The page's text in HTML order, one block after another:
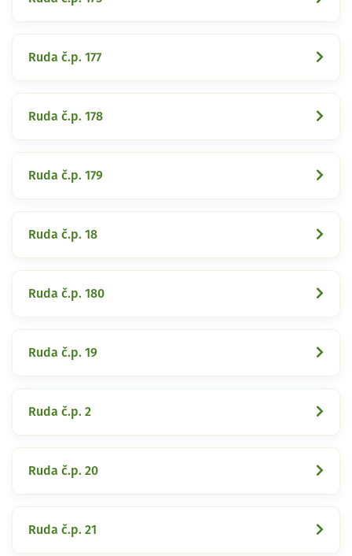
Ruda č.p. 177
Ruda č.p. 178
Ruda č.p. 179
Ruda č.p. 18
Ruda č.p. 180
Ruda č.p. 19
Ruda č.p. 2
Ruda č.p. 20
Ruda č.p. 21